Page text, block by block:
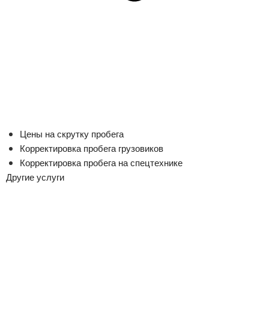
Цены на скрутку пробега
Корректировка пробега грузовиков
Корректировка пробега на спецтехнике
Другие услуги